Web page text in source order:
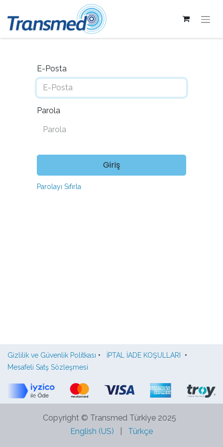
E-Posta
Parola
Giriş
Parolayı Sıfırla
Gizlilik ve Güvenlik Politkası • İPTAL İADE KOŞULLARI
•
Mesafeli Satş Sözleşmesi
Copyright © Transmed Türkiye 2025
English (US)
Türkçe